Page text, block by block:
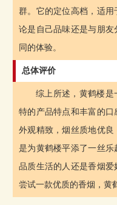
群。它的定位高档，适
论是自己品味还是与朋
同的体验。
总体评价
综上所述，黄鹤楼是
特的产品特点和丰富的
外观精致，烟丝质地优
是为黄鹤楼平添了一丝
品质生活的人还是香烟
尝试一款优质的香烟，黄